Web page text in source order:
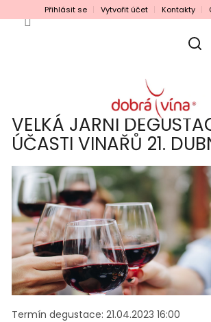
na
Přihlásit se Vytvořit účet Kontakty
VELKÁ JARNÍ
ÚČASTI VINAŘŮ 21.
Termín degustace: 21.04.2023 16:00